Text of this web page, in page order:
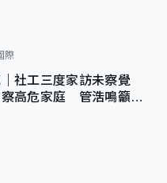
際
社工三度家訪未察覺
察高危家庭 管浩鳴籲加